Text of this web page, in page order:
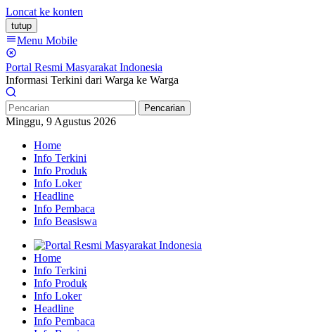
Loncat ke konten
tutup
Menu Mobile
Portal Resmi Masyarakat Indonesia
Informasi Terkini dari Warga ke Warga
Pencarian
Minggu, 9 Agustus 2026
Home
Info Terkini
Info Produk
Info Loker
Headline
Info Pembaca
Info Beasiswa
Home
Info Terkini
Info Produk
Info Loker
Headline
Info Pembaca